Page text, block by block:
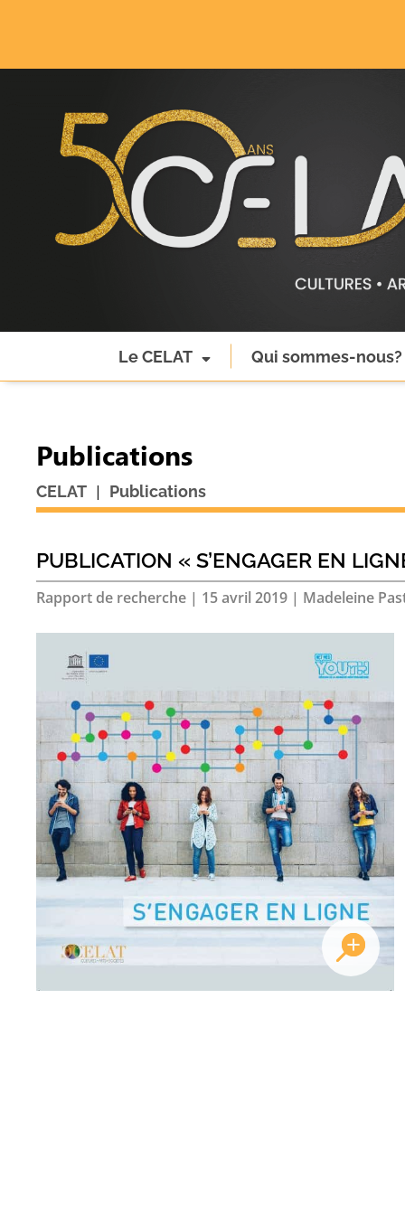
Le CELAT Qui sommes-nous?
Publications
CELAT | Publications
PUBLICATION « S’ENGAGER EN
Rapport de recherche | 15 avril 2019 | Madeleine